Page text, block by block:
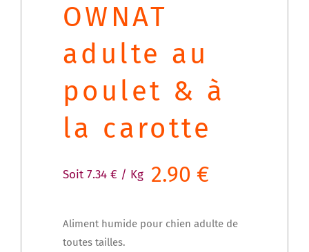
OWNAT
adulte au
poulet & à
la carotte
2.90 €
Soit 7.34 € / Kg
Aliment humide pour chien adulte de
toutes tailles.